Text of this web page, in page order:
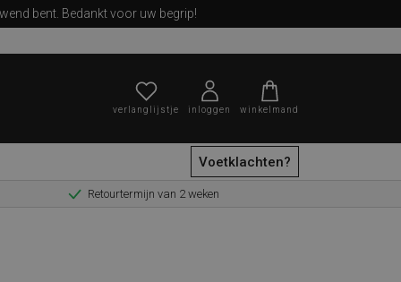
bent. Bedankt voor uw begrip!
verlanglijstje inloggen winkelmand
Voetklachten?
Retourtermijn van 2 weken